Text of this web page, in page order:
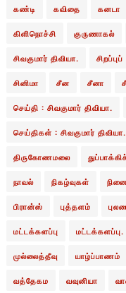
கண்டி கவிதை கனடா
கிளிநொச்சி குருணாகல்
சிவகுமார் திவியா.
சினிமா சீன சீனா
செய்தி : சிவகுமார் திவியா.
செய்திகள் : சிவகுமார் திவியா.
திருகோணமலை
நாவல் நிகழ்வுகள்
பிரான்ஸ் புத்தளம்
மட்டக்களப்பு மட்டக்களப்பு.
முல்லைத்தீவு யாழ்ப்பாணம்
வத்தேகம வவுனியா